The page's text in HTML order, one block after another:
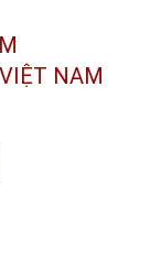
VIỆT NAM